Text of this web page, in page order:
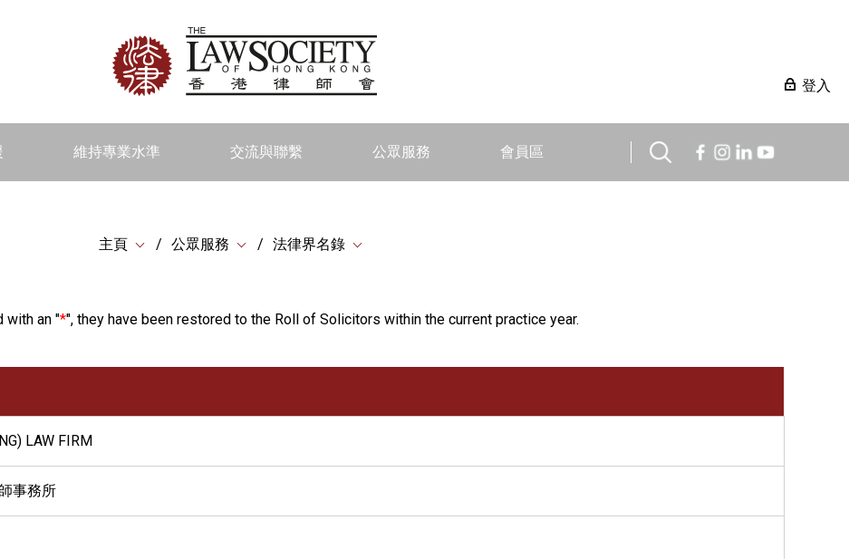
登入
維持專業水準 交流與聯繫 公眾服務 會員區
主頁 公眾服務 法律界名錄
with an "*", they have been restored to the Roll of Solicitors within the current practice year.
LAW FIRM
事務所